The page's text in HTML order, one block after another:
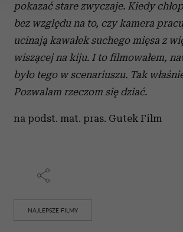
Wykorzystujemy pliki cookie do
i reklam, aby oferować funkcje
analizować ruch w naszej witrynie.
korzystasz z naszej witryny,
społecznościowym, reklamowym i
Partnerzy mogą połączyć te informacje
korzystania z ich usług.
pokazać stare zwyczaje. Kiedy
bez względu na to, czy kamera
ucinają kawałek suchego mięsa z
wiszącej na kiju. I to filmowałem,
było tego w scenariuszu. Tak
Pozwalam rzeczom się dziać.
na podst. mat. pras. Gutek Film
NAJLEPSZE FILMY